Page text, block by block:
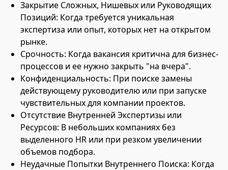
Закрытие Сложных, Нишевых или Руководящих
Позиций: Когда требуется уникальная
экспертиза или опыт, которых нет на открытом
рынке.
Срочность: Когда вакансия критична для бизнес-
процессов и ее нужно закрыть "на вчера".
Конфиденциальность: При поиске замены
действующему руководителю или при запуске
чувствительных для компании проектов.
Отсутствие Внутренней Экспертизы или
Ресурсов: В небольших компаниях без
выделенного HR или при резком увеличении
объемов подбора.
Неудачные Попытки Внутреннего Поиска: Когда